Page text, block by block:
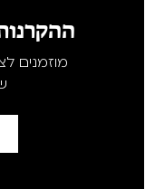
מוזמנים